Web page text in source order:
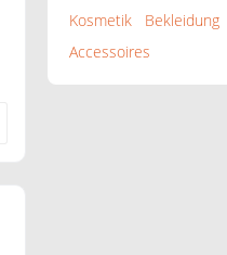
Kosmetik
Bekleidung
Accessoires